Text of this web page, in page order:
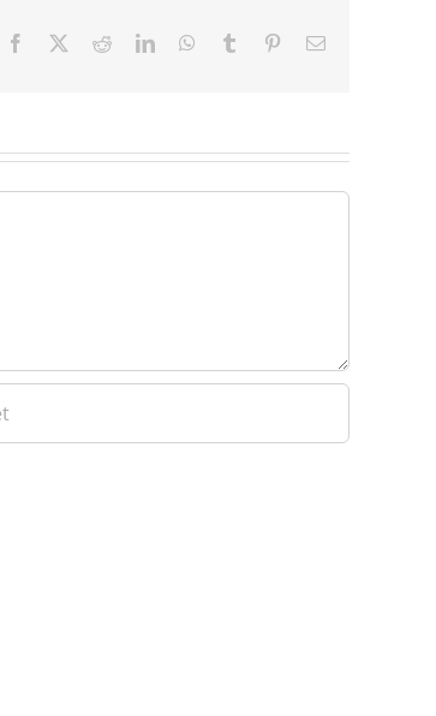
Facebook RedditLinkedInWhatsApp
Tumblr PinterestEmail